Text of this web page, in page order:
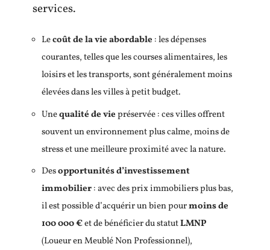
services.
Lecoût de la vie abordable : les dépenses
courantes, telles que les courses alimentaires, les
loisirs et les transports, sont généralement moins
élevées dans les villes à petit budget.
Unequalité de viepréservée : ces villes offrent
souvent un environnement plus calme, moins de
stress et une meilleure proximité avec la nature.
Desopportunités d’investissement
immobilier: avec des prix immobiliers plus bas,
il est possible d’acquérir un bien pourmoins de
100 000 €et de bénéficier du statutLMNP
(Loueur en Meublé Non Professionnel),